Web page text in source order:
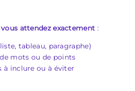
attendez exactement :
tableau, paragraphe)
mots ou de points
à inclure ou à éviter